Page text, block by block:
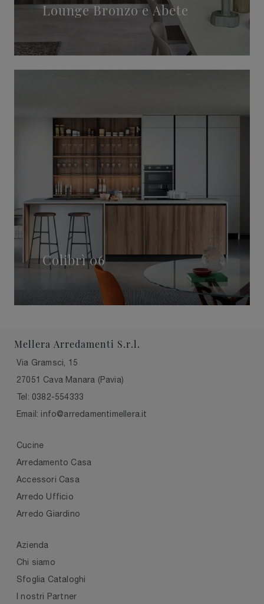
Lounge Bronzo e Abete
Colibrì 06
Mellera Arredamenti S.r.l.
Via Gramsci, 15
27051 Cava Manara (Pavia)
Tel: 0382-554333
Email: info@arredamentimellera.it
Cucine
Arredamento Casa
Accessori Casa
Arredo Ufficio
Arredo Giardino
Azienda
Chi siamo
Sfoglia Cataloghi
I nostri Partner